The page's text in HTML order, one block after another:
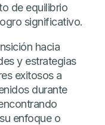
de equilibrio
significativo.
hacia
y estrategias
exitosos a
durante
enfoque o